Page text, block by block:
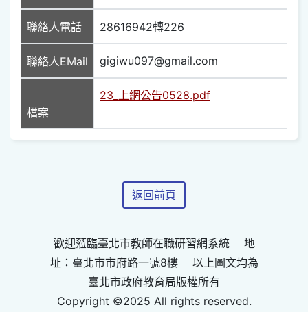
聯絡人電話 28616942轉226
聯絡人EMail gigiwu097@gmail.com
檔案
23_上網公告0528.pdf
返回前頁
歡迎蒞臨臺北市教師在職研習網系統 地
址：臺北市市府路一號8樓 以上圖文均為
臺北市政府教育局版權所有
Copyright ©2025 All rights reserved.